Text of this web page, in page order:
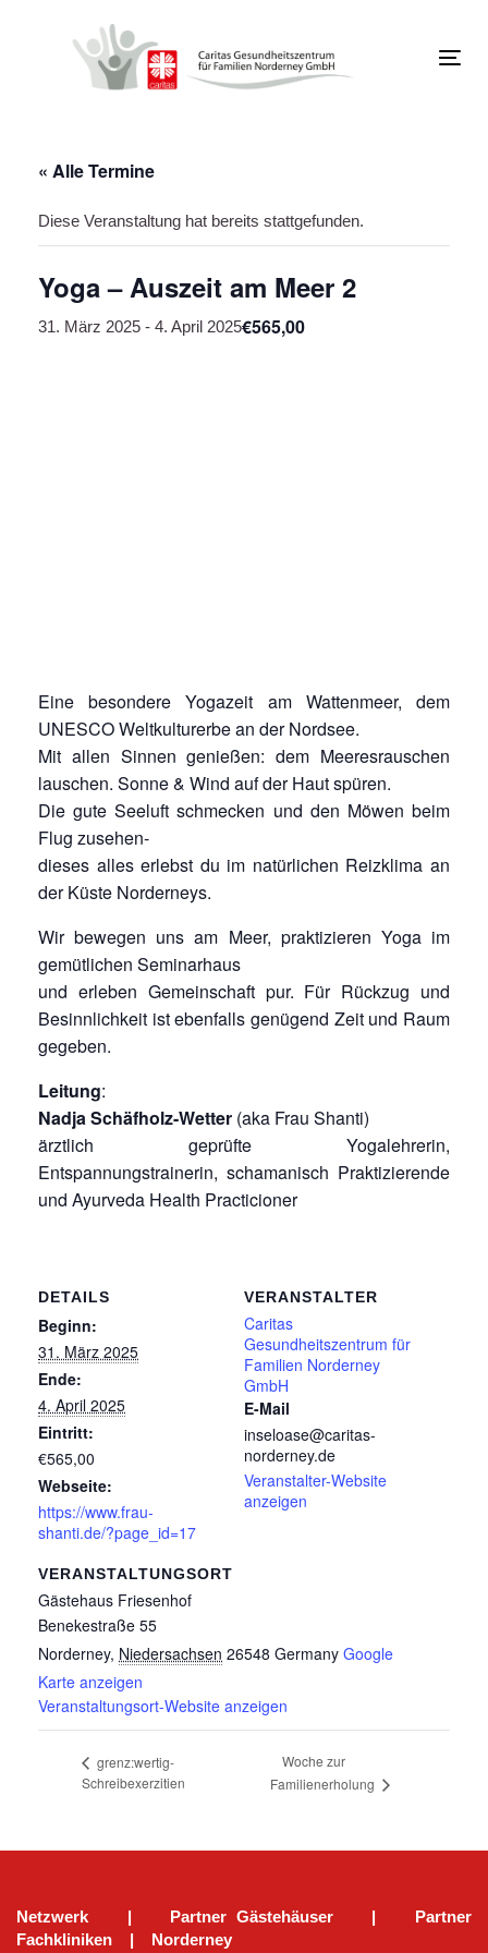
primären
Navigation
« Alle Termine
Diese Veranstaltung hat bereits stattgefunden.
Yoga – Auszeit am Meer 2
31. März 2025 - 4. April 2025€565,00
Eine besondere Yogazeit am Wattenmeer, dem
UNESCO Weltkulturerbe an der Nordsee.
Mit allen Sinnen genießen: dem Meeresrauschen
lauschen. Sonne & Wind auf der Haut spüren.
Die gute Seeluft schmecken und den Möwen beim
Flug zusehen-
dieses alles erlebst du im natürlichen Reizklima an
der Küste Norderneys.
Wir bewegen uns am Meer, praktizieren Yoga im
gemütlichen Seminarhaus
und erleben Gemeinschaft pur. Für Rückzug und
Besinnlichkeit ist ebenfalls genügend Zeit und Raum
gegeben.
Leitung:
Nadja Schäfholz-Wetter (aka Frau Shanti)
ärztlich geprüfte Yogalehrerin,
Entspannungstrainerin, schamanisch Praktizierende
und Ayurveda Health Practicioner
DETAILS
Beginn:
31. März 2025
Ende:
4. April 2025
Eintritt:
€565,00
Webseite:
https://www.frau-
shanti.de/?page_id=17
VERANSTALTUNGSORT
Gästehaus Friesenhof
Benekestraße 55
Norderney, Niedersachsen 26548 Germany Google
Karte anzeigen
Veranstaltungsort-Website anzeigen
VERANSTALTER
Caritas
Gesundheitszentrum für
Familien Norderney
GmbH
E-Mail
inseloase@caritas-
norderney.de
Veranstalter-Website
anzeigen
grenz:wertig-
Schreibexerzitien
Woche zur
Familienerholung
Netzwerk | Partner Gästehäuser| Partner
Fachkliniken | Norderney